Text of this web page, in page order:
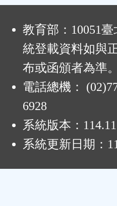
教育部：10051
統登載資料如與
布或函頒者為準。
電話總機：
6928
系統版本：
系統更新日期：